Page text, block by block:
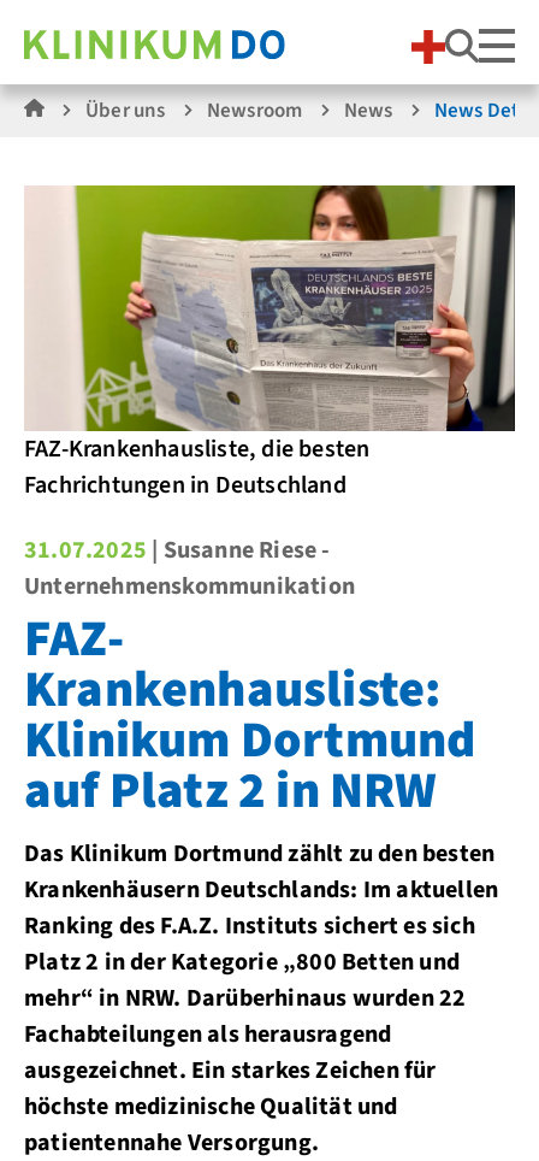
Über uns Newsroom News News
FAZ-Krankenhausliste, die besten
Fachrichtungen in Deutschland
31.07.2025 | Susanne Riese -
Unternehmenskommunikation
FAZ-
Krankenhausliste:
Klinikum Dortmund
auf Platz 2 in NRW
Das Klinikum Dortmund zählt zu den besten
Krankenhäusern Deutschlands: Im aktuellen
Ranking des F.A.Z. Instituts sichert es sich
Platz 2 in der Kategorie „800 Betten und
mehr“ in NRW. Darüberhinaus wurden 22
Fachabteilungen als herausragend
ausgezeichnet. Ein starkes Zeichen für
höchste medizinische Qualität und
patientennahe Versorgung.